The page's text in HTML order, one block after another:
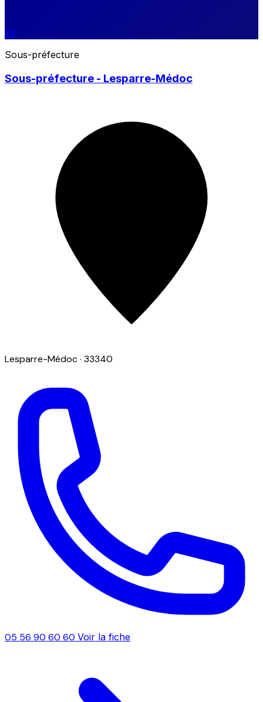
33
Sous-préfecture
Sous-préfecture - Lesparre-Médoc
Lesparre-Médoc· 33340
05 56 90 60 60 Voir la fiche